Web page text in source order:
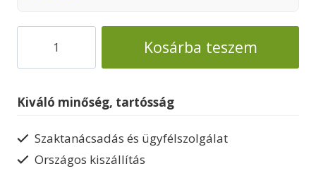
pavilon
hatszögletű
mennyiség
Kosárba teszem
Kiváló minőség, tartósság
Szaktanácsadás és ügyfélszolgálat
Országos kiszállítás